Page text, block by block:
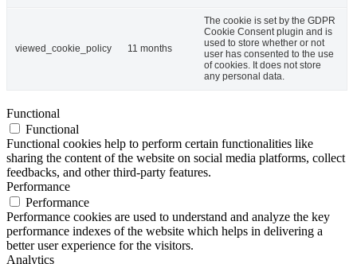
viewed_cookie_policy 11 months
The cookie is set by the GDPR
Cookie Consent plugin and is
used to store whether or not
user has consented to the use
of cookies. It does not store
any personal data.
Functional
Functional
Functional cookies help to perform certain functionalities like
sharing the content of the website on social media platforms, collect
feedbacks, and other third-party features.
Performance
Performance
Performance cookies are used to understand and analyze the key
performance indexes of the website which helps in delivering a
better user experience for the visitors.
Analytics